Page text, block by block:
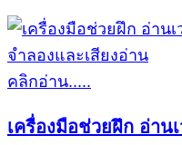
คลิกอ่าน.....
เครื่องมือช่วยฝึก อ่าน